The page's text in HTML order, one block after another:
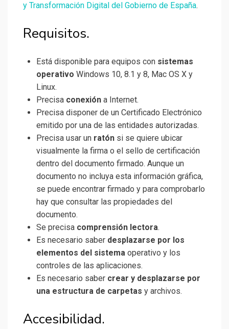
y Transformación Digital del Gobierno de España.
Requisitos.
Está disponible para equipos con sistemas
operativo Windows 10, 8.1 y 8, Mac OS X y
Linux.
Precisa conexión a Internet.
Precisa disponer de un Certificado Electrónico
emitido por una de las entidades autorizadas.
Precisa usar un ratón si se quiere ubicar
visualmente la firma o el sello de certificación
dentro del documento firmado. Aunque un
documento no incluya esta información gráfica,
se puede encontrar firmado y para comprobarlo
hay que consultar las propiedades del
documento.
Se precisa comprensión lectora.
Es necesario saber desplazarse por los
elementos del sistema operativo y los
controles de las aplicaciones.
Es necesario saber crear y desplazarse por
una estructura de carpetas y archivos.
Accesibilidad.